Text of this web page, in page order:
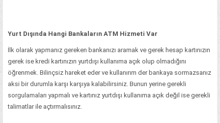
Yurt Dışında Hangi Bankaların ATM Hizmeti Var
İlk olarak yapmanız gereken bankanızı aramak ve gerek hesap kartınızın
gerek ise kredi kartınızın yurtdışı kullanıma açık olup olmadığını
öğrenmek. Bilinçsiz hareket eder ve kullanırım der bankaya sormazsanız
aksi bir durumla karşı karşıya kalabilirsiniz. Bunun yerine gerekli
sorgulamaları yapmalı ve kartınız yurtdışı kullanıma açık değil ise gerekli
talimatlar ile açtırmalısınız.